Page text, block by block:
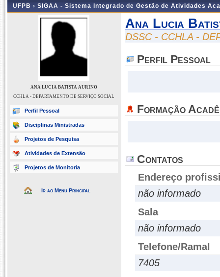
UFPB › SIGAA - Sistema Integrado de Gestão de Atividades
ANA LUCIA BATISTA AURINO
CCHLA - DEPARTAMENTO DE SERVIÇO SOCIAL
Perfil Pessoal
Disciplinas Ministradas
Projetos de Pesquisa
Atividades de Extensão
Projetos de Monitoria
Ir ao Menu Principal
Ana Lucia
DSSC - CCHLA -
Perfil Pessoal
Formação
Contatos
Endereço
não informado
Sala
não informado
Telefone/Ramal
7405